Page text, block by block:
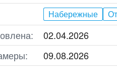
Набережные
02.04.2026
09.08.2026